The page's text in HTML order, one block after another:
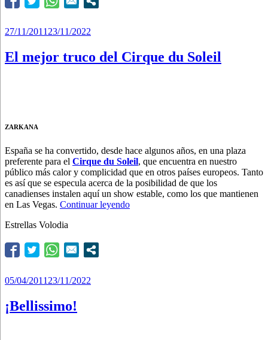
Publicado
27/11/2011 23/11/2022
El mejor truco del Cirque du Soleil
ZARKANA
España se ha convertido, desde hace algunos años, en una plaza
preferente para el Cirque du Soleil, que encuentra en nuestro
público más calor y complicidad que en otros países europeos. Tanto
es así que se especula acerca de la posibilidad de que los
canadienses instalen aquí un show estable, como los que mantienen
en Las Vegas. Continuar leyendo“El
Estrellas Volodia
Publicado
05/04/2011 23/11/2022
¡Bellissimo!